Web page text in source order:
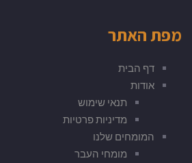
מפת האתר
דף הבית
אודות
תנאי שימוש
מדיניות פרטיות
המומחים שלנו
מומחי העבר